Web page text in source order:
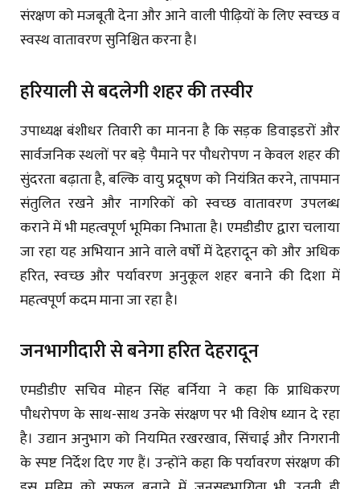
संरक्षण को मजबूती देना और आने वाली पीढ़ियों के लिए स्वच्छ व
स्वस्थ वातावरण सुनिश्चित करना है।
हरियाली से बदलेगी शहर की तस्वीर
उपाध्यक्ष बंशीधर तिवारी का मानना है कि सड़क डिवाइडरों और
सार्वजनिक स्थलों पर बड़े पैमाने पर पौधरोपण न केवल शहर की
सुंदरता बढ़ाता है, बल्कि वायु प्रदूषण को नियंत्रित करने, तापमान
संतुलित रखने और नागरिकों को स्वच्छ वातावरण उपलब्ध
कराने में भी महत्वपूर्ण भूमिका निभाता है। एमडीडीए द्वारा चलाया
जा रहा यह अभियान आने वाले वर्षों में देहरादून को और अधिक
हरित, स्वच्छ और पर्यावरण अनुकूल शहर बनाने की दिशा में
महत्वपूर्ण कदम माना जा रहा है।
जनभागीदारी से बनेगा हरित देहरादून
एमडीडीए सचिव मोहन सिंह बर्निया ने कहा कि प्राधिकरण
पौधरोपण के साथ-साथ उनके संरक्षण पर भी विशेष ध्यान दे रहा
है। उद्यान अनुभाग को नियमित रखरखाव, सिंचाई और निगरानी
के स्पष्ट निर्देश दिए गए हैं। उन्होंने कहा कि पर्यावरण संरक्षण की